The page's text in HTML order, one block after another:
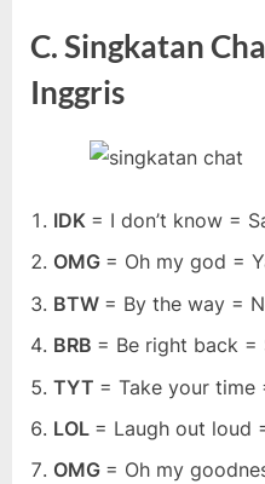
C. Singkatan
Inggris
IDK = I don’t know =
OMG = Oh my god =
BTW = By the way =
BRB = Be right back =
TYT = Take your time
LOL = Laugh out loud
OMG = Oh my